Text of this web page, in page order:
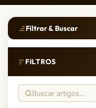
Filtrar & Buscar
FILTROS